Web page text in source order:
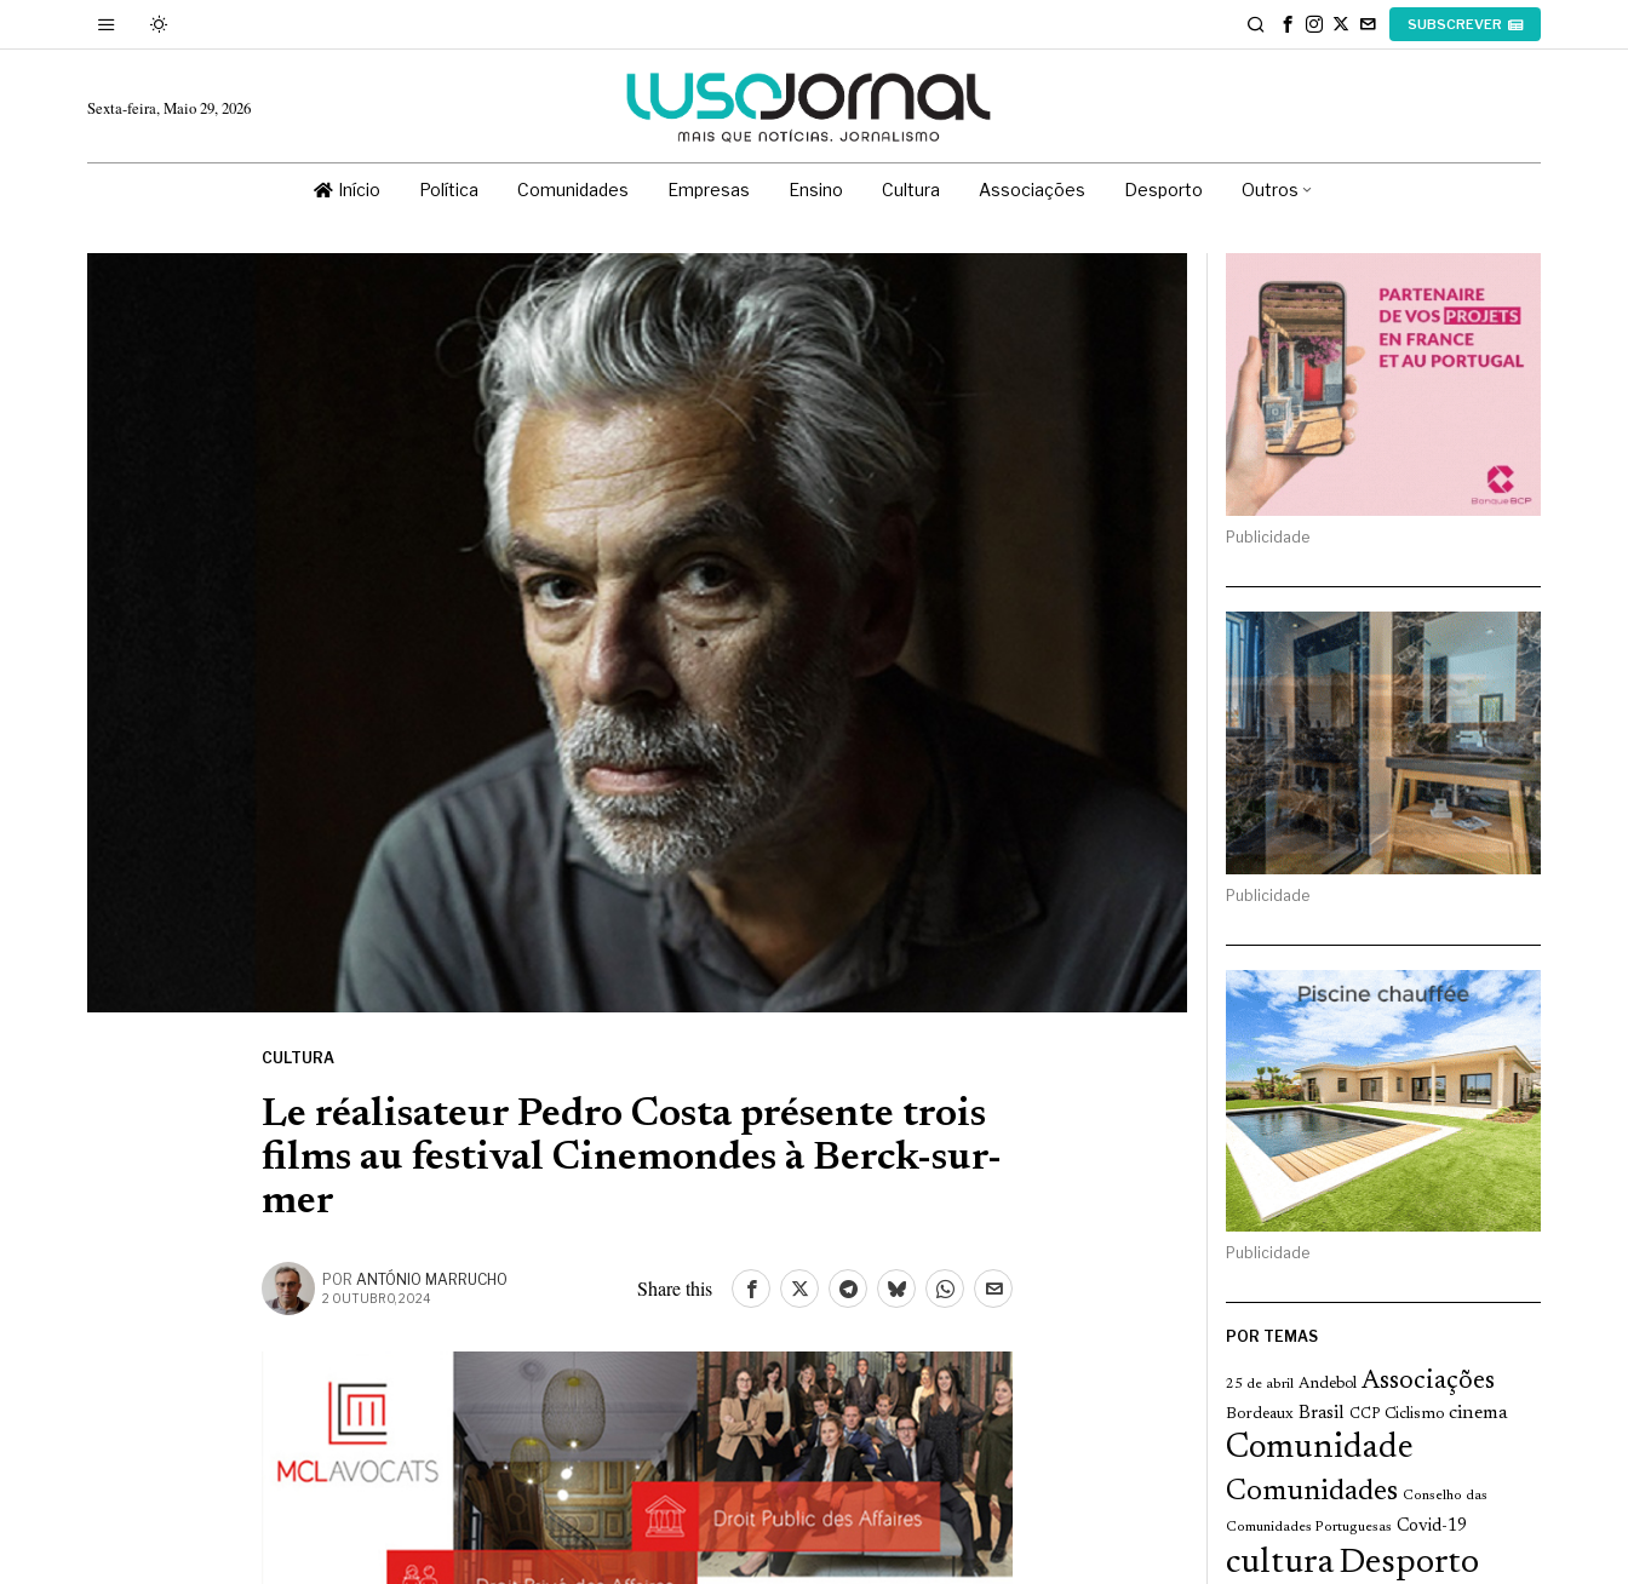
SUBSCREVER
Sexta-feira, Maio 29, 2026
Início Política Comunidades Empresas Ensino Cultura Associações Desporto Outros
CULTURA
Le réalisateur Pedro Costa présente trois
films au festival Cinemondes à Berck-sur-
mer
POR ANTÓNIO MARRUCHO
2 OUTUBRO, 2024 Share this
Publicidade
Publicidade
Publicidade
POR TEMAS
25 de abril Andebol Associações
Bordeaux Brasil CCP Ciclismo cinema
Comunidade
Comunidades Conselho das
Comunidades Portuguesas Covid-19
culturaDesporto